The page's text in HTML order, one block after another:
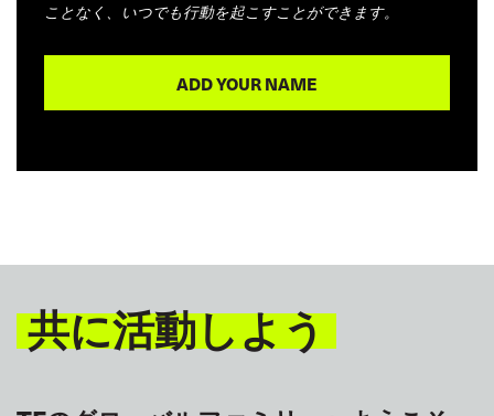
ことなく、いつでも行動を起こすことができます。
共に活動しよう